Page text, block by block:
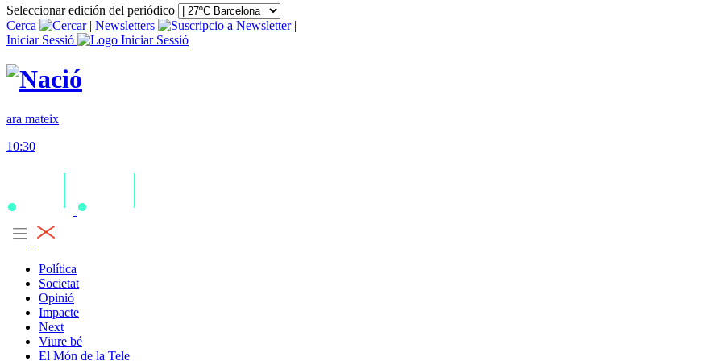
Seleccionar edición del periódico
Cerca
| Newsletters
|
Iniciar Sessió
ara mateix
10:30
Política
Societat
Opinió
Impacte
Next
Viure bé
El Món de la Tele